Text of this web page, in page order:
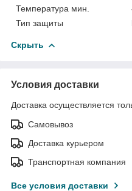
Температура мин.
Тип защиты
Скрыть
Условия доставки
Доставка осуществляется
Самовывоз
Доставка курьером
Транспортная компания
Все условия доставки